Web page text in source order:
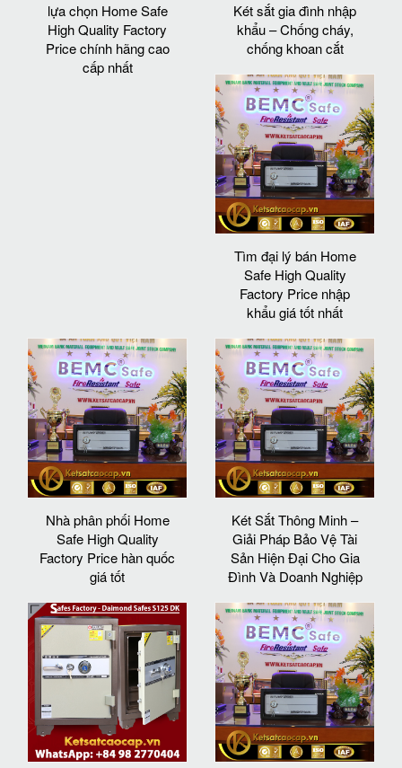
lựa chọn Home Safe
High Quality Factory
Price chính hãng cao
cấp nhất
Két sắt gia đình nhập
khẩu – Chống cháy,
chống khoan cắt
Tìm đại lý bán Home
Safe High Quality
Factory Price nhập
khẩu giá tốt nhất
Nhà phân phối Home
Safe High Quality
Factory Price hàn quốc
giá tốt
Két Sắt Thông Minh –
Giải Pháp Bảo Vệ Tài
Sản Hiện Đại Cho Gia
Đình Và Doanh Nghiệp